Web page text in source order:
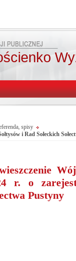
spisy
i Rad Sołeckich
r. o
Pustyny